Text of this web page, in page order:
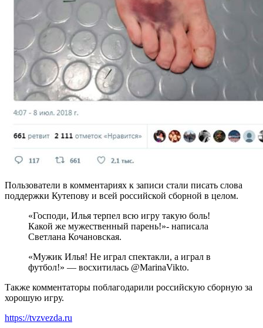
Пользователи в комментариях к записи стали писать слова
поддержки Кутепову и всей российской сборной в целом.
«Господи, Илья терпел всю игру такую боль!
Какой же мужественный парень!»- написала
Светлана Кочановская.
«Мужик Илья! Не играл спектакли, а играл в
футбол!» — воcхитилась @MarinaVikto.
Также комментаторы поблагодарили российскую сборную за
хорошую игру.
https://tvzvezda.ru